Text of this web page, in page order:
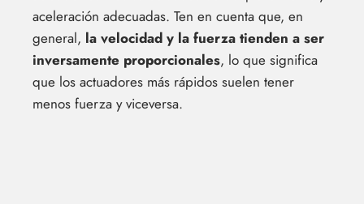
aceleración adecuadas. Ten en cuenta que, en
general, la velocidad y la fuerza tienden a ser
inversamente proporcionales, lo que significa
que los actuadores más rápidos suelen tener
menos fuerza y viceversa.